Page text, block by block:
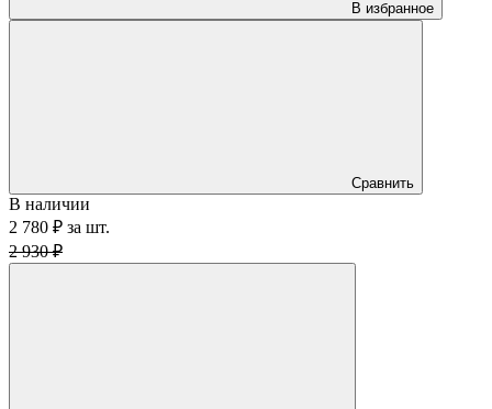
В избранное
Сравнить
В наличии
2 780 ₽ за шт.
2 930 ₽